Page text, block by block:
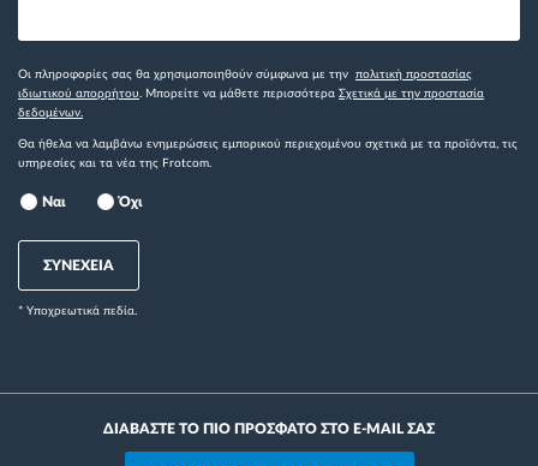
Οι πληροφορίες σας θα χρησιμοποιηθούν σύμφωνα με την πολιτική προστασίας
ιδιωτικού απορρήτου . Μπορείτε να μάθετε περισσότερα Σχετικά με την προστασία
δεδομένων.
Θα ήθελα να λαμβάνω ενημερώσεις εμπορικού περιεχομένου σχετικά με τα προϊόντα, τις
υπηρεσίες και τα νέα της Frotcom.
Ναι Όχι
ΣΥΝΕΧΕΙΑ
* Yποχρεωτικά πεδία.
ΔΙΑΒΑΣΤΕ ΤΟ ΠΙΟ ΠΡΟΣΦΑΤΟ ΣΤΟ E-MAIL ΣΑΣ